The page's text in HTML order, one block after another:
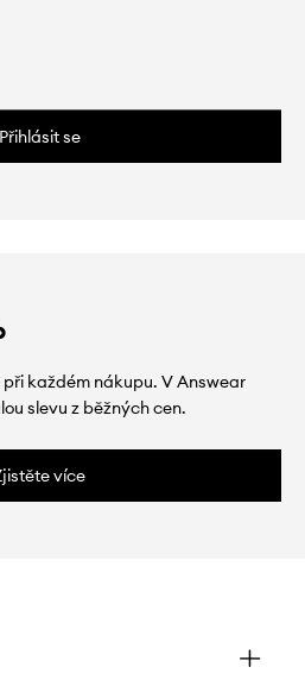
Přihlásit se
každém nákupu. V Answear
slevu z běžných cen.
více